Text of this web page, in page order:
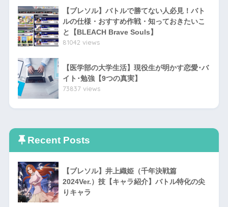
【ブレソル】バトルで勝てない人必見！バト
ルの仕様・おすすめ作戦・知っておきたいこ
と【BLEACH Brave Souls】
81042 views
【医学部の大学生活】現役生が明かす恋愛･バ
イト･勉強【9つの真実】
73837 views
Recent Posts
【ブレソル】井上織姫（千年決戦篇
2024Ver.）技【キャラ紹介】バトル特化の尖
りキャラ